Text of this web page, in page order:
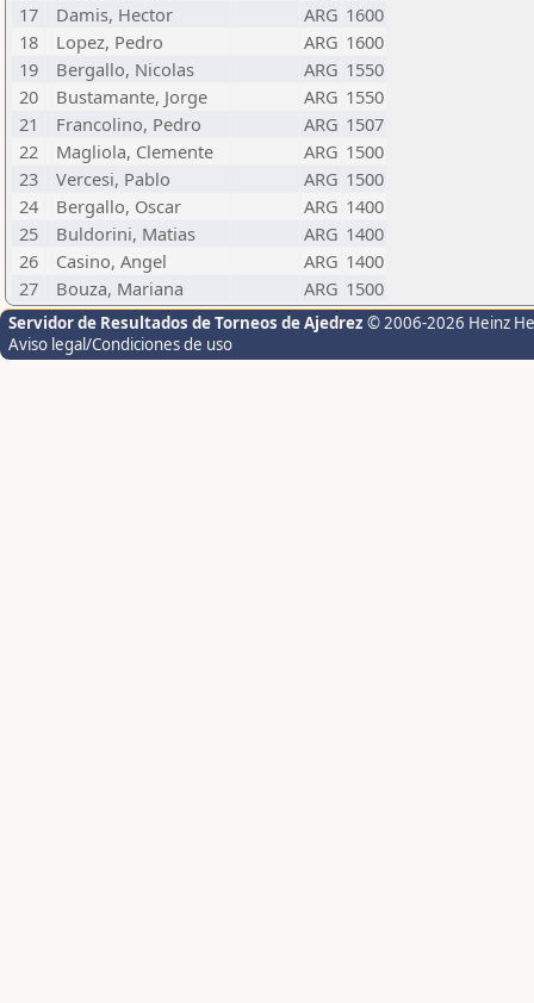
17
Damis, Hector ARG 1600
18
Lopez, Pedro ARG 1600
19
Bergallo, Nicolas ARG 1550
20
Bustamante, Jorge ARG 1550
21
Francolino, Pedro ARG 1507
22
Magliola, Clemente ARG 1500
23
Vercesi, Pablo ARG 1500
24
Bergallo, Oscar ARG 1400
25
Buldorini, Matias ARG 1400
26
Casino, Angel ARG 1400
27
Bouza, Mariana ARG 1500
Servidor de Resultados de Torneos de Ajedrez © 2006-2026 Heinz
Aviso legal/Condiciones de uso